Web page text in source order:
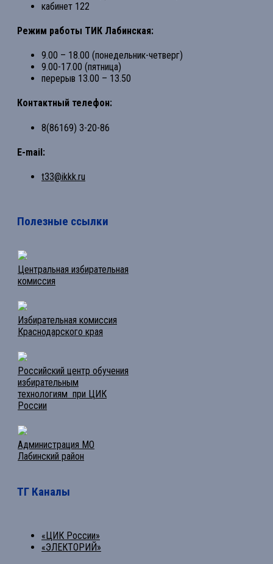
кабинет 122
Режим работы ТИК Лабинская:
9.00 – 18.00 (понедельник-четверг)
9.00-17.00 (пятница)
перерыв 13.00 – 13.50
Контактный телефон:
8(86169) 3-20-86
E-mail:
t33@ikkk.ru
Полезные ссылки
Центральная избирательная
комиссия
Избирательная комиссия
Краснодарского края
Российский центр обучения
избирательным
технологиям при ЦИК
России
Администрация МО
Лабинский район
ТГ Каналы
«ЦИК России»
«ЭЛЕКТОРИЙ»